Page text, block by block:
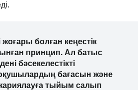
жоғары болған кеңестік
принцип. Ал батыс
бәсекелестікті
бағасын және
тыйым салып